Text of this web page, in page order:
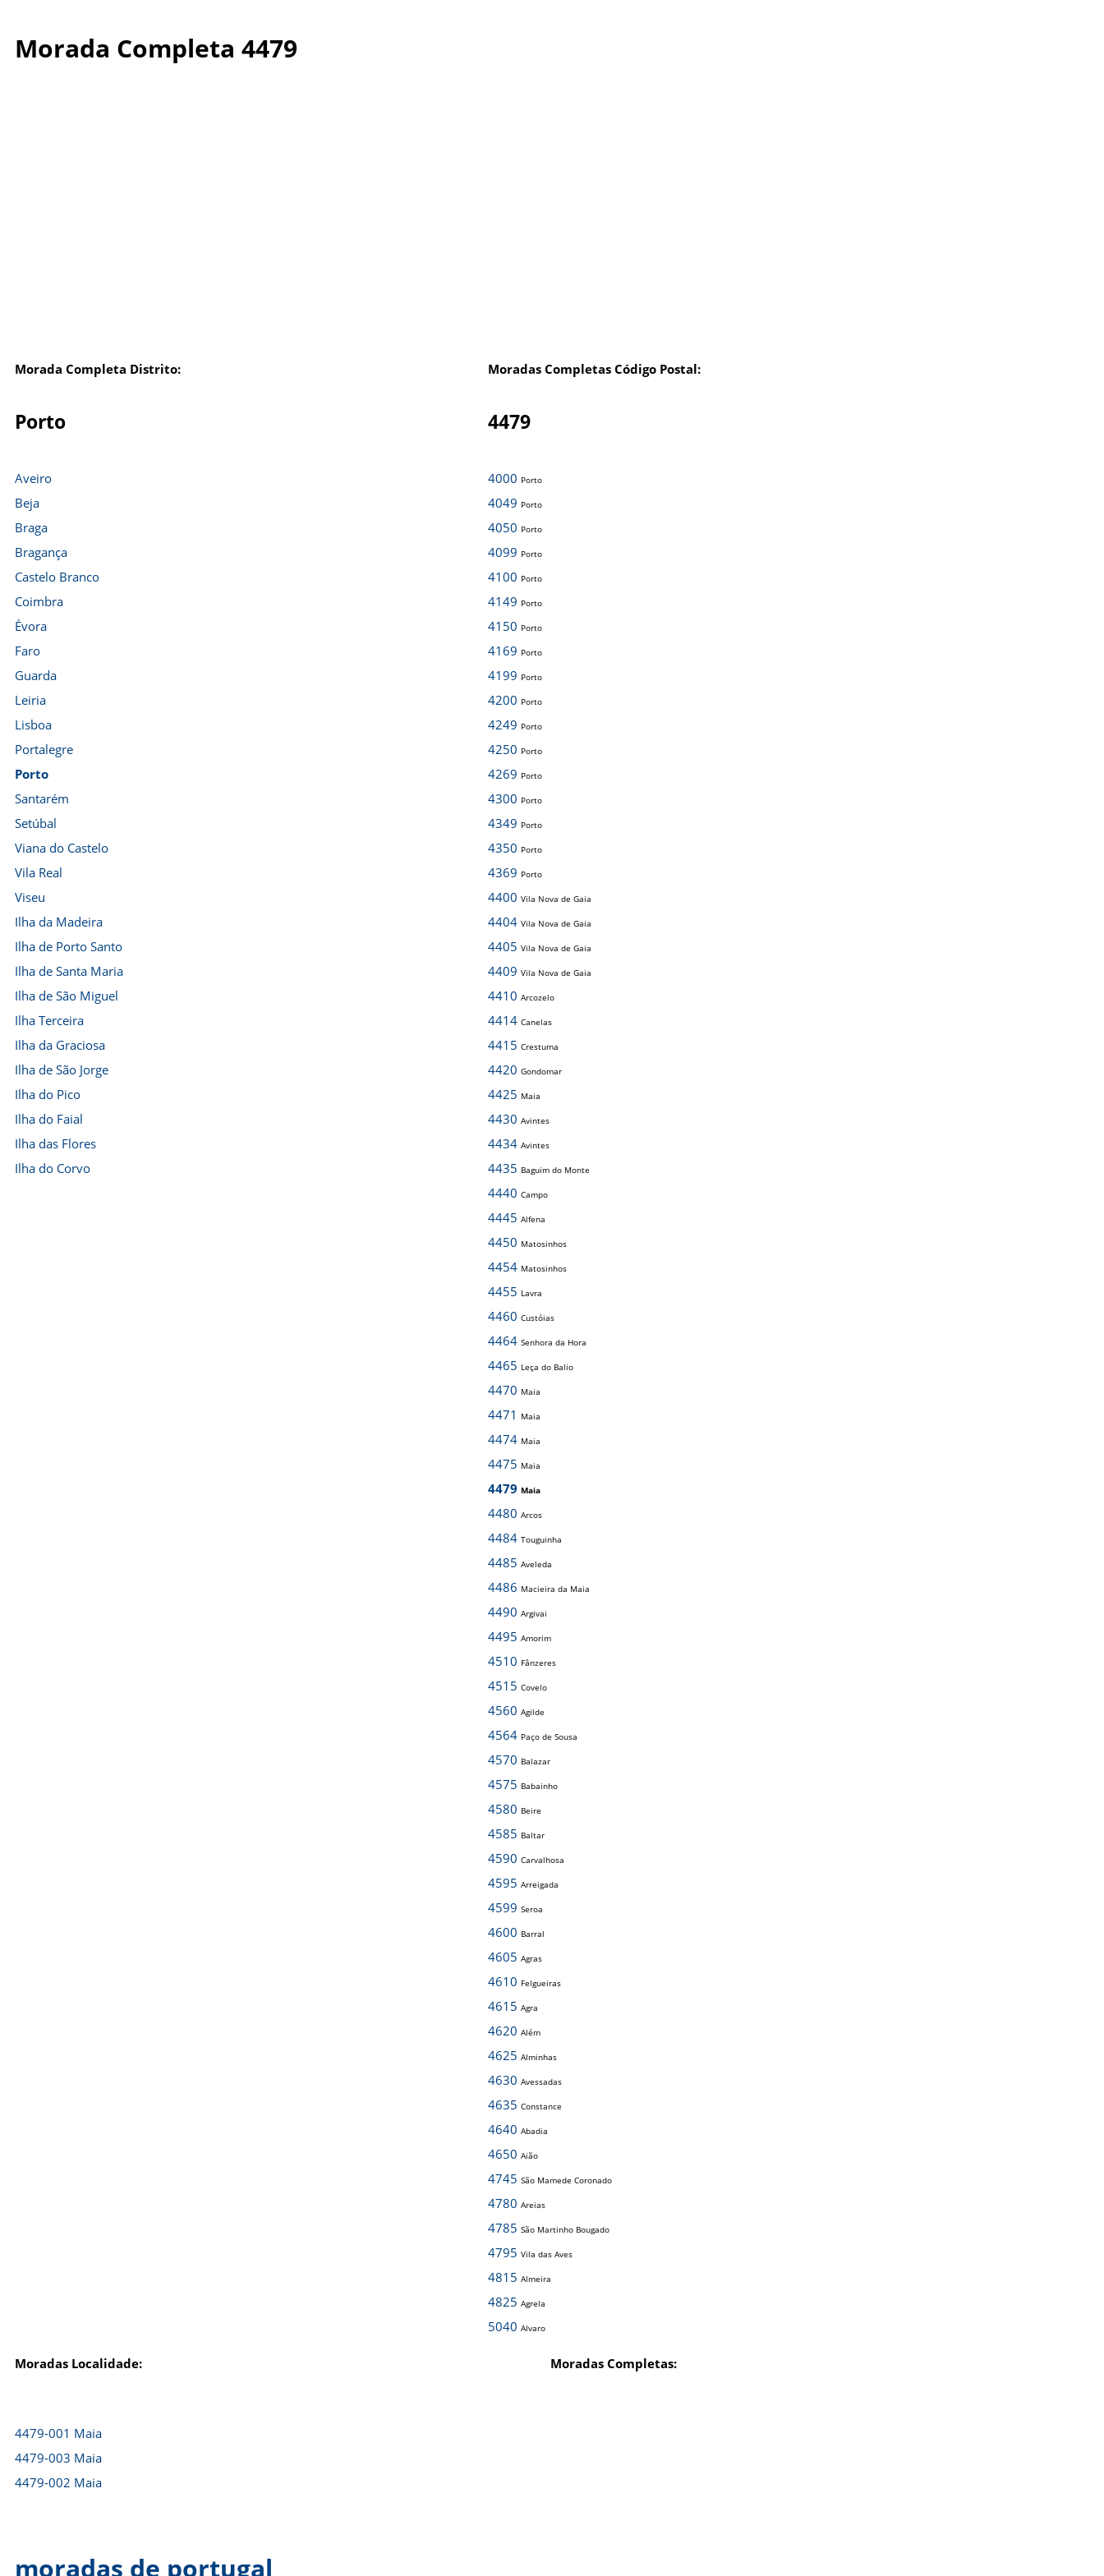
Morada Completa 4479
Morada Completa Distrito: Moradas Completas Código Postal:
Porto 4479
Aveiro
Beja
Braga
Bragança
Castelo Branco
Coimbra
Évora
Faro
Guarda
Leiria
Lisboa
Portalegre
Porto
Santarém
Setúbal
Viana do Castelo
Vila Real
Viseu
Ilha da Madeira
Ilha de Porto Santo
Ilha de Santa Maria
Ilha de São Miguel
Ilha Terceira
Ilha da Graciosa
Ilha de São Jorge
Ilha do Pico
Ilha do Faial
Ilha das Flores
Ilha do Corvo
4000 Porto
4049 Porto
4050 Porto
4099 Porto
4100 Porto
4149 Porto
4150 Porto
4169 Porto
4199 Porto
4200 Porto
4249 Porto
4250 Porto
4269 Porto
4300 Porto
4349 Porto
4350 Porto
4369 Porto
4400 Vila Nova de Gaia
4404 Vila Nova de Gaia
4405 Vila Nova de Gaia
4409 Vila Nova de Gaia
4410 Arcozelo
4414 Canelas
4415 Crestuma
4420 Gondomar
4425 Maia
4430 Avintes
4434 Avintes
4435 Baguim do Monte
4440 Campo
4445 Alfena
4450 Matosinhos
4454 Matosinhos
4455 Lavra
4460 Custóias
4464 Senhora da Hora
4465 Leça do Balio
4470 Maia
4471 Maia
4474 Maia
4475 Maia
4479 Maia
4480 Arcos
4484 Touguinha
4485 Aveleda
4486 Macieira da Maia
4490 Argivai
4495 Amorim
4510 Fânzeres
4515 Covelo
4560 Agilde
4564 Paço de Sousa
4570 Balazar
4575 Babainho
4580 Beire
4585 Baltar
4590 Carvalhosa
4595 Arreigada
4599 Seroa
4600 Barral
4605 Agras
4610 Felgueiras
4615 Agra
4620 Além
4625 Alminhas
4630 Avessadas
4635 Constance
4640 Abadia
4650 Aião
4745 São Mamede Coronado
4780 Areias
4785 São Martinho Bougado
4795 Vila das Aves
4815 Almeira
4825 Agrela
5040 Alvaro
Moradas Localidade: Moradas Completas:
4479-001 Maia
4479-003 Maia
4479-002 Maia
moradas de portugal